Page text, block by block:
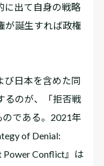
に出て自身の戦略
が誕生すれば政権
日本を含めた同
るのが、「拒否戦
のである。2‌0‌2‌1年
of Denial:
Power Conflict』は